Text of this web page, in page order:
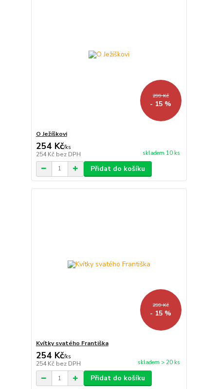
299 Kč
- 15 %
O Ježíškovi
254 Kč/ks
254 Kč bez DPH skladem 10 ks
Přidat do košíku
299 Kč
- 15 %
Kvítky svatého Františka
254 Kč/ks
254 Kč bez DPH skladem > 20 ks
Přidat do košíku